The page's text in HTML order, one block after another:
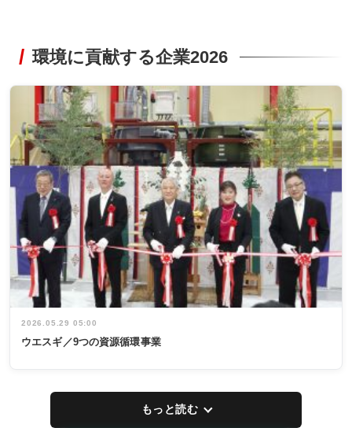
環境に貢献する企業2026
2026.05.29 05:00
ウエスギ／9つの資源循環事業
もっと読む